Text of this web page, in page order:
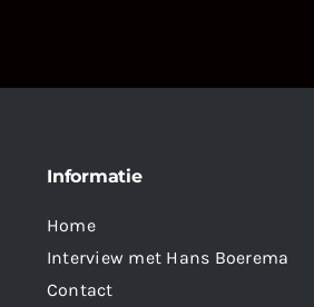
Informatie
Home
Interview met Hans Boerema
Contact